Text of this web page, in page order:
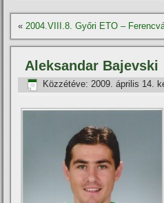
«2004.VIII.8. Győri ETO –
Aleksandar Bajevski
Közzétéve: 2009. április 14.